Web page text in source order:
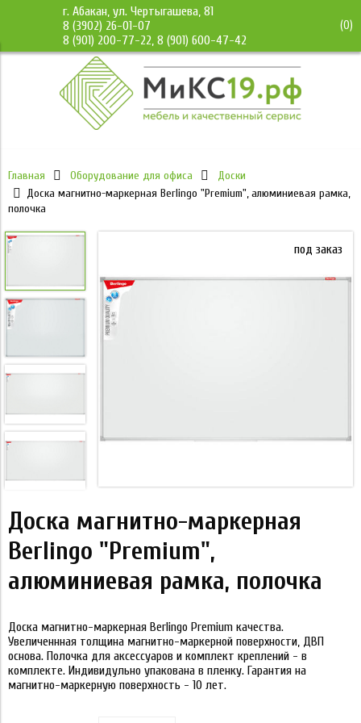
г. Абакан, ул. Чертыгашева, 81
8 (3902) 26-01-07
8 (901) 200-77-22, 8 (901) 600-47-42
(0)
Главная Оборудование для офиса
Доски
Доска магнитно-маркерная Berlingo "Premium", алюминиевая рамка,
полочка
под заказ
Доска магнитно-маркерная
Berlingo "Premium",
алюминиевая рамка, полочка
Доска магнитно-маркерная Berlingo Premium качества.
Увеличеннная толщина магнитно-маркерной поверхности, ДВП
основа. Полочка для аксессуаров и комплект креплений - в
комплекте. Индивидульно упакована в пленку. Гарантия на
магнитно-маркерную поверхность - 10 лет.